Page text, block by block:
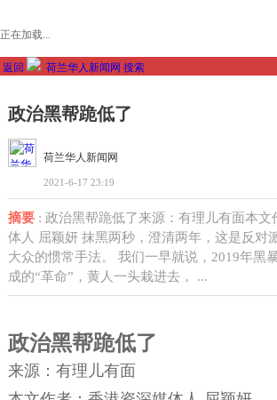
正在加载...
返回 荷兰华人新闻网 搜索
政治黑帮跪低了
荷兰华人新闻网
2021-6-17 23:19
摘要: 政治黑帮跪低了来源：有理儿有面本文
体人 屈颖妍 抹黑两秒，澄清两年，这是反对
大众的惯常手法。 我们一早就说，2019年黑
成的“革命”，黄人一头栽进去， ...
政治黑帮跪低了
来源：有理儿有面